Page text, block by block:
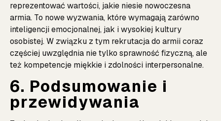
reprezentować wartości, jakie niesie nowoczesna
armia. To nowe wyzwania, które wymagają zarówno
inteligencji emocjonalnej, jak i wysokiej kultury
osobistej. W związku z tym rekrutacja do armii coraz
częściej uwzględnia nie tylko sprawność fizyczną, ale
też kompetencje miękkie i zdolności interpersonalne.
6. Podsumowanie i
przewidywania